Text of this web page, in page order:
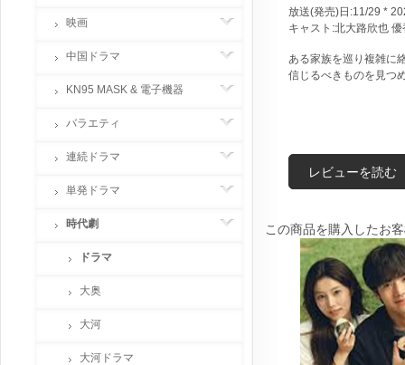
放送(発売)日:11/29 *
キャスト:北大路欣也
ある家族を巡り複雑に
信じるべきものを見つ
レビューを読む
この商品を購入したお
映画
中国ドラマ
KN95 MASK & 電子機器
バラエティ
連続ドラマ
単発ドラマ
時代劇
ドラマ
大奥
大河
大河ドラマ